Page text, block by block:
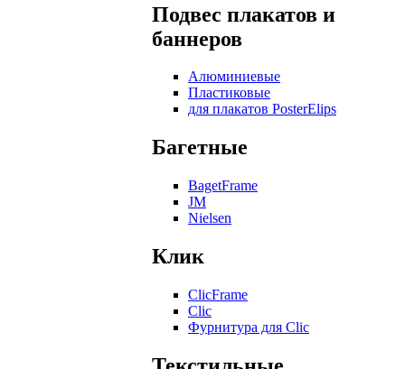
Подвес плакатов и
баннеров
Алюминиевые
Пластиковые
для плакатов PosterElips
Багетные
BagetFrame
JM
Nielsen
Клик
ClicFrame
Clic
Фурнитура для Clic